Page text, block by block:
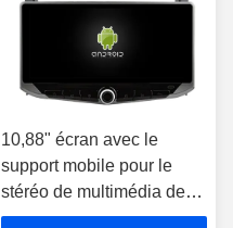
10,88" écran avec le
support mobile pour le
stéréo de multimédia de
Mitsubishi Pajero 4 V80